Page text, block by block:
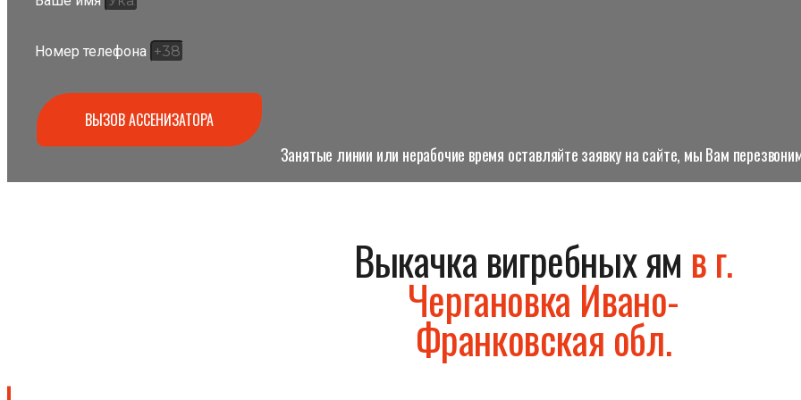
Номер телефона
ВЫЗОВ АССЕНИЗАТОРА
Занятые линии или нерабочие время оставляйте заявку на сайте, мы Вам
Выкачка вигребных ям в г.
Чергановка Ивано-
Франковская обл.